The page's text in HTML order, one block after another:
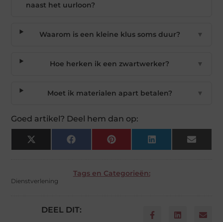
naast het uurloon?
Waarom is een kleine klus soms duur? ▼
Hoe herken ik een zwartwerker? ▼
Moet ik materialen apart betalen? ▼
Goed artikel? Deel hem dan op:
X
(Twitter)
Facebook Pinterest LinkedIn Email
Tags en Categorieën:
Dienstverlening
DEEL DIT: